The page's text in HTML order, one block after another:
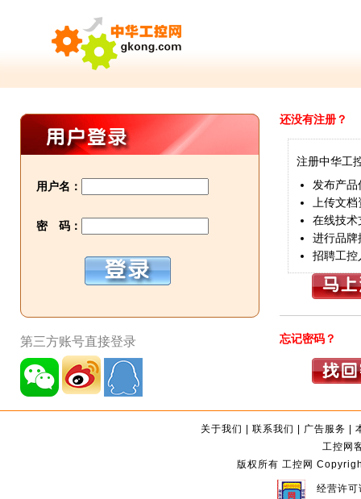
用户名：
密 码：
第三方账号直接登录
还没有注册？
注册中华工
发布产品
上传文档
在线技术
进行品牌
招聘工控
忘记密码？
关于我们 |联系我们 | 广告服务 |
工控网
版权所有 工控网
经营许